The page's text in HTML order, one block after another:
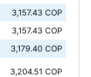
3,157.43 COP
3,157.43 COP
3,179.40 COP
3,204.51 COP